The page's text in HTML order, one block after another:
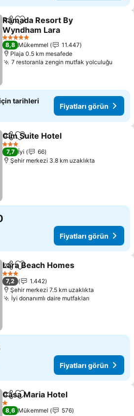
PaylaşFavorilerime ekle
Ramada Resort By
Wyndham Lara
Fiyatları görün
5 Yıldız
8,8 Mükemmel
11.447
Plaja 0.5 km mesafede
7 restoranla zengin mutfak yolculuğu
tarihleri
Fiyatları görün
PaylaşFavorilerime ekle
Cim Suite Hotel
3 Yıldız
7,7 İyi
66
Şehir merkezi 3.8 km uzaklıkta
Fiyatları görün
PaylaşFavorilerime ekle
Lara Beach Homes
3 Yıldız
7,2
1.442
Şehir merkezi 7.5 km uzaklıkta
İyi donanımlı daire mutfakları
Fiyatları görün
PaylaşFavorilerime ekle
Casa Maria Hotel
1 Yıldız
8,6 Mükemmel
576